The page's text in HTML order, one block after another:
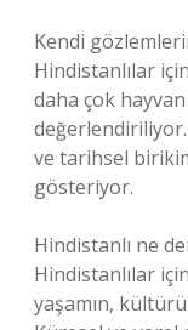
Kendi
Hindistanlılar
daha çok
ve tarihsel
gösteriyor.
Hindistanlı ne
Hindistanlılar
yaşamın,